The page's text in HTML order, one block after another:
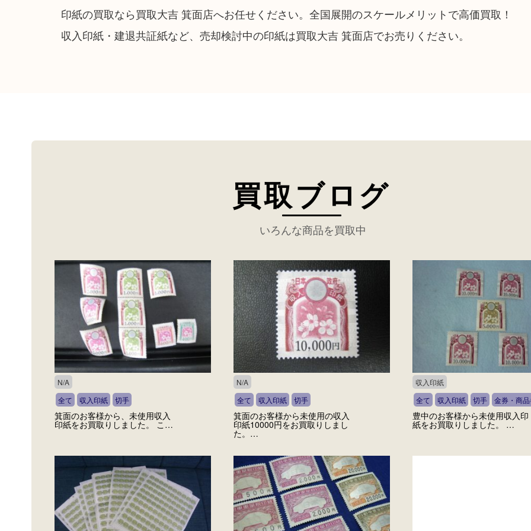
印紙の買取なら買取大吉 箕面店へお任せください。全国展開のスケールメリットで高価買取！
収入印紙・建退共証紙など、売却検討中の印紙は買取大吉 箕面店でお売りください。
買取ブログ
いろんな商品を買取中
N/A
全て
収入印紙 切手
箕面のお客様から、未使用収入
印紙をお買取りしました。 こ…
N/A
全て
収入印紙 切手
箕面のお客様から未使用の収入
印紙10000円をお買取りしまし
た。…
収入印紙
全て
収入印紙 切手 金券・商
豊中のお客様から未使用収入印
紙をお買取りしました。 …